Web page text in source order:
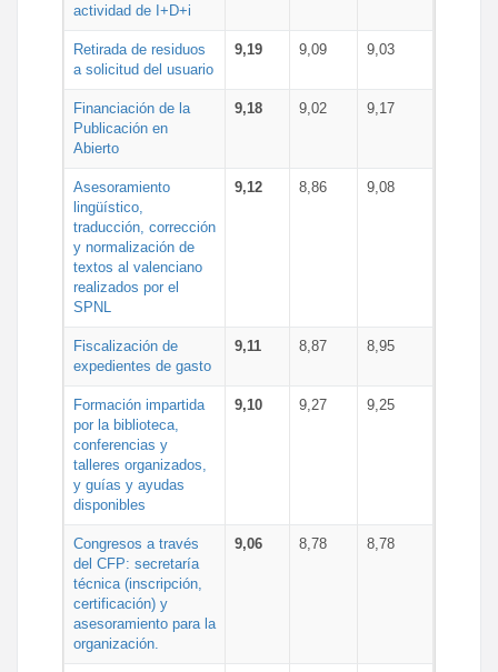
actividad de I+D+i
Retirada de residuos
a solicitud del usuario
9,19 9,09 9,03
Financiación de la
Publicación en
Abierto
9,18 9,02 9,17
Asesoramiento
lingüístico,
traducción, corrección
y normalización de
textos al valenciano
realizados por el
SPNL
9,12 8,86 9,08
Fiscalización de
expedientes de gasto
9,11 8,87 8,95
Formación impartida
por la biblioteca,
conferencias y
talleres organizados,
y guías y ayudas
disponibles
9,10 9,27 9,25
Congresos a través
del CFP: secretaría
técnica (inscripción,
certificación) y
asesoramiento para la
organización.
9,06 8,78 8,78